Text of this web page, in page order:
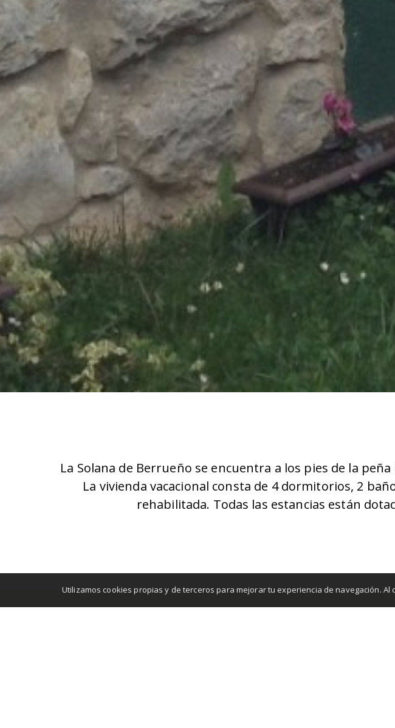
Utilizamos cookies propias y de terceros para mejorar tu experiencia de navegación.
La Solana de Berrueño se encuentra a los pies de la
La vivienda vacacional consta de 4 dormitorios, 2
rehabilitada. Todas las estancias están